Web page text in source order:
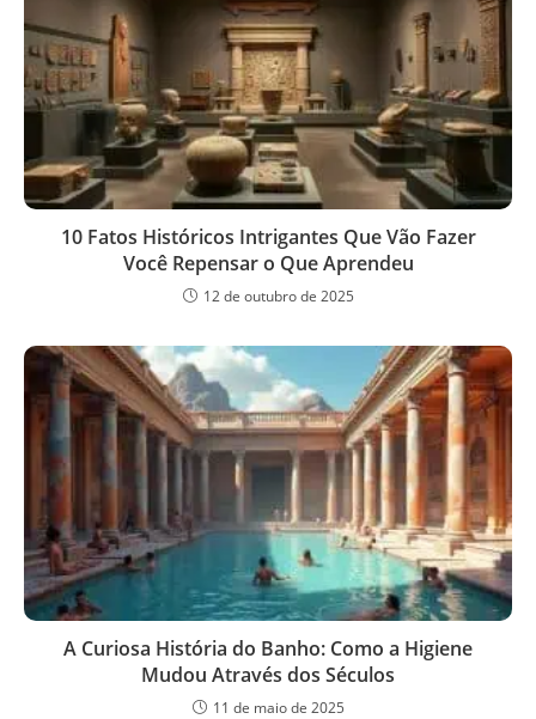
10 Fatos Históricos Intrigantes Que Vão Fazer
Você Repensar o Que Aprendeu
12 de outubro de 2025
A Curiosa História do Banho: Como a Higiene
Mudou Através dos Séculos
11 de maio de 2025